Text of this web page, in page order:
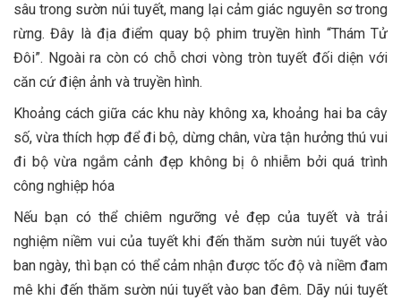
sâu trong sườn núi tuyết, mang lại cảm giác nguyên sơ trong
rừng. Đây là địa điểm quay bộ phim truyền hình “Thám Tử
Đôi”. Ngoài ra còn có chỗ chơi vòng tròn tuyết đối diện với
căn cứ điện ảnh và truyền hình.
Khoảng cách giữa các khu này không xa, khoảng hai ba cây
số, vừa thích hợp để đi bộ, dừng chân, vừa tận hưởng thú vui
đi bộ vừa ngắm cảnh đẹp không bị ô nhiễm bởi quá trình
công nghiệp hóa
Nếu bạn có thể chiêm ngưỡng vẻ đẹp của tuyết và trải
nghiệm niềm vui của tuyết khi đến thăm sườn núi tuyết vào
ban ngày, thì bạn có thể cảm nhận được tốc độ và niềm đam
mê khi đến thăm sườn núi tuyết vào ban đêm. Dãy núi tuyết